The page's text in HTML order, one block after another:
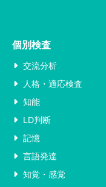
個別検査
交流分析
人格・適応検査
知能
LD判断
記憶
言語発達
知覚・感覚